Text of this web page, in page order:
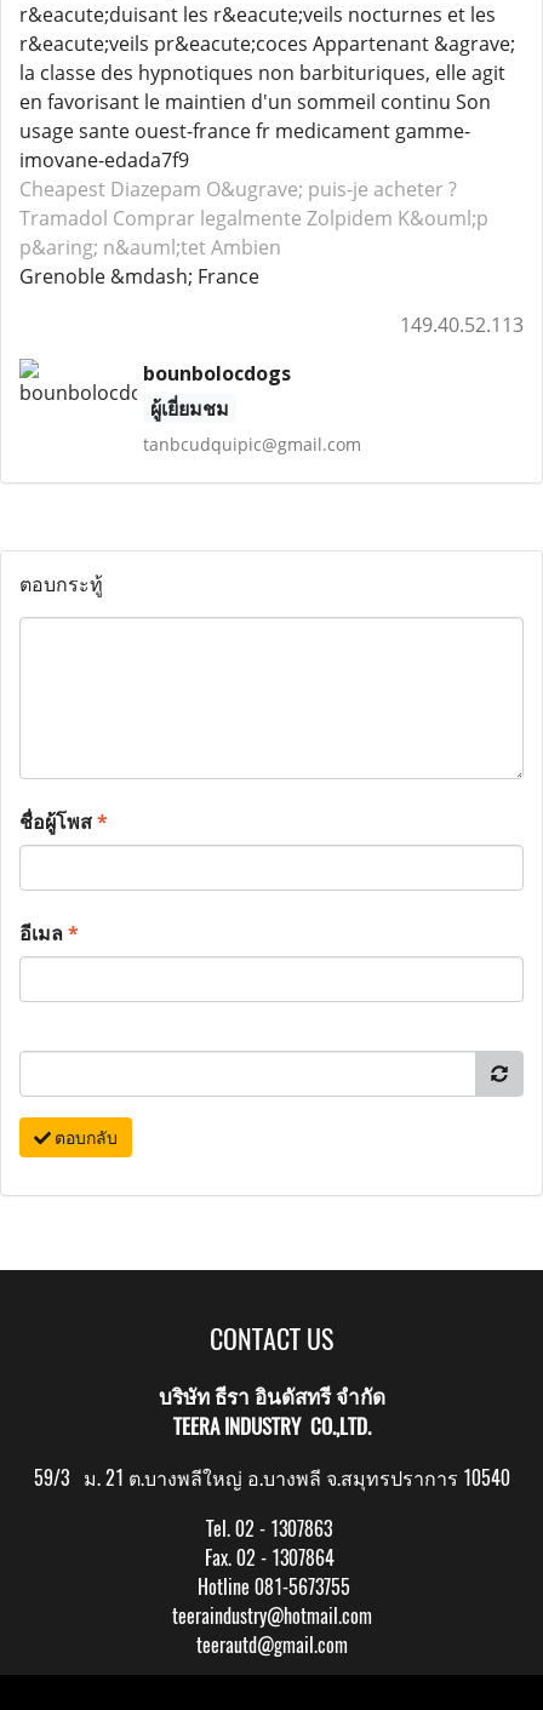
r&eacute;duisant les r&eacute;veils nocturnes et les
r&eacute;veils pr&eacute;coces Appartenant &agrave;
la classe des hypnotiques non barbituriques, elle agit
en favorisant le maintien d'un sommeil continu Son
usage sante ouest-france fr medicament gamme-
imovane-edada7f9
Cheapest Diazepam O&ugrave; puis-je acheter ?
Tramadol Comprar legalmente Zolpidem K&ouml;p
p&aring; n&auml;tet Ambien
Grenoble &mdash; France
149.40.52.113
bounbolocdogs
ผู้เยี่ยมชม
tanbcudquipic@gmail.com
ตอบกระทู้
ชื่อผู้โพส*
อีเมล*
ตอบกลับ
CONTACT US
บริษัท ธีรา อินดัสทรี จำกัด
TEERA INDUSTRY CO.,LTD.
59/3 ม. 21 ต.บางพลีใหญ่ อ.บางพลี จ.สมุทรปราการ 10540
Tel. 02 - 1307863
Fax. 02 - 1307864
Hotline 081-5673755
teeraindustry@hotmail.com
teerautd@gmail.com